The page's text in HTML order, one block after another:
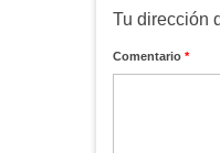
Tu dirección
Comentario *